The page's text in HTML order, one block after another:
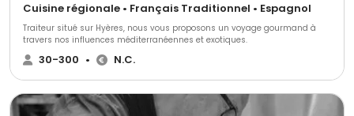
Cuisine régionale • Français Traditionnel • Espagnol
Traiteur situé sur Hyères, nous vous proposons un voyage gourmand à
travers nos influences méditerranéennes et exotiques.
30-300 • N.C.